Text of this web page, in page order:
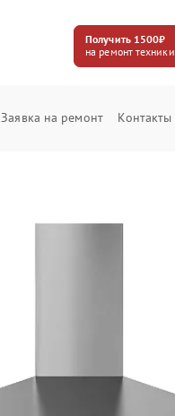
Получить 1500₽
на ремонт техники
Заявка на ремонт Контакты